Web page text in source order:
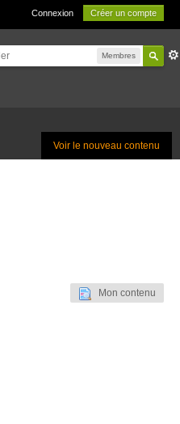
Connexion Créer un compte
Membres
Voir le nouveau contenu
Mon contenu